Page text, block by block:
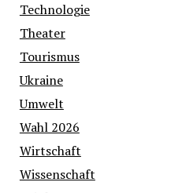
Technologie
Theater
Tourismus
Ukraine
Umwelt
Wahl 2026
Wirtschaft
Wissenschaft